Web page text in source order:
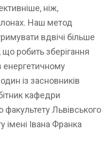
ніж,
Наш метод
вдвічі більше
робить зберігання
енергетичному
із засновників
кафедри
факультету Львівського
імені Івана Франка